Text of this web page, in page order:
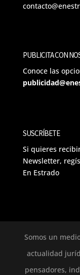
PUBLICITA CON
Conoce las
SUSCRÍBETE
Si quieres
Newsletter,
En Estrado
Somos un
actualidad
pensadores,